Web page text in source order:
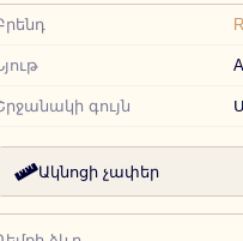
գույն
Ակնոցի չափեր